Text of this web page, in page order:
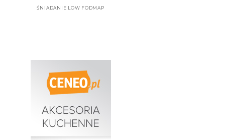
ŚNIADANIE LOW FODMAP